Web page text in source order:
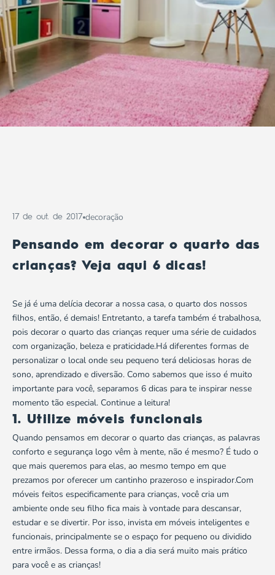
17 de out. de 2017 decoração
Pensando em decorar o quarto das
crianças? Veja aqui 6 dicas!
Se já é uma delícia decorar a nossa casa, o quarto dos nossos
filhos, então, é demais! Entretanto, a tarefa também é trabalhosa,
pois decorar o quarto das crianças requer uma série de cuidados
com organização, beleza e praticidade.Há diferentes formas de
personalizar o local onde seu pequeno terá deliciosas horas de
sono, aprendizado e diversão. Como sabemos que isso é muito
importante para você, separamos 6 dicas para te inspirar nesse
momento tão especial. Continue a leitura!
1. Utilize móveis funcionais
Quando pensamos em decorar o quarto das crianças, as palavras
conforto e segurança logo vêm à mente, não é mesmo? É tudo o
que mais queremos para elas, ao mesmo tempo em que
prezamos por oferecer um cantinho prazeroso e inspirador.Com
móveis feitos especificamente para crianças, você cria um
ambiente onde seu filho fica mais à vontade para descansar,
estudar e se divertir. Por isso, invista em móveis inteligentes e
funcionais, principalmente se o espaço for pequeno ou dividido
entre irmãos. Dessa forma, o dia a dia será muito mais prático
para você e as crianças!